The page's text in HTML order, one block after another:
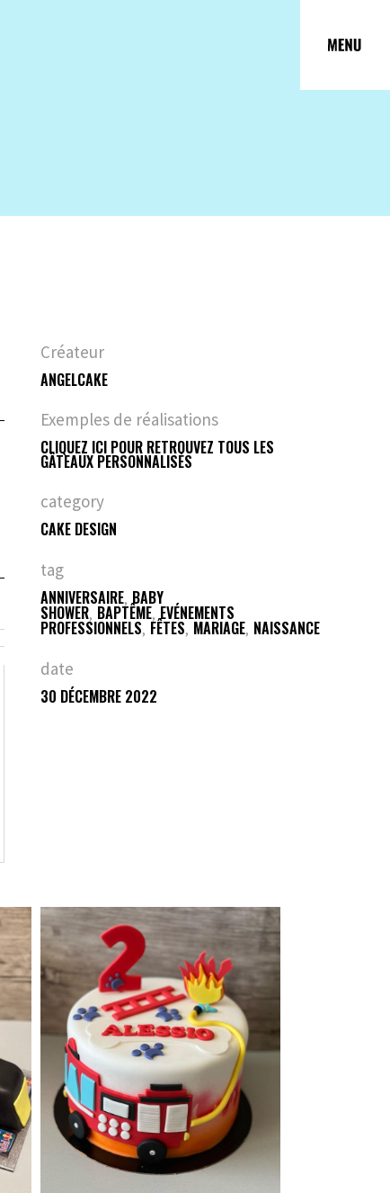
Créateur
ANGELCAKE
Exemples de réalisations
CLIQUEZ ICI POUR RETROUVEZ TOUS LES
GÂTEAUX PERSONNALISÉS
category
CAKE DESIGN
tag
ANNIVERSAIRE BABY
SHOWER BAPTÊME EVÉNEMENTS
PROFESSIONNELS FÊTES MARIAGE NAISSANCE
date
30 DÉCEMBRE 2022